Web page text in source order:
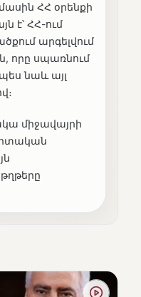
ՀՀ օրենքի
է՝ ՀՀ-ում
արգելվում
որը սպառնում
նաև այլ
միջավայրի